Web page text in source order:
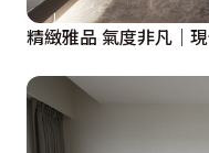
精緻雅品 氣度非凡｜